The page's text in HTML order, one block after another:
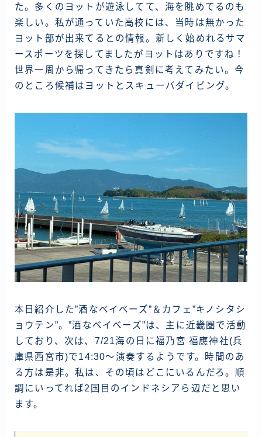
た。多くのヨットが遊泳してて、海を眺めてるのも
楽しい。私が通っていた高校には、当時は無かった
ヨット部が出来てるとの情報。新しく始めれるサマ
ースポーツを探してましたがヨットはありですね！
世界一周から帰ってきたら真剣に考えてみたい。今
のところ候補はヨットとスキューバダイビング。
本日紹介した”酒なベイベーズ”＆カフェ”キノシタシ
ョウテン”。”酒なベイベーズ”は、主に近畿圏で活動
しており、次は、7/21海の日に福乃宮 福應神社(兵
庫県西宮市)で14:30～演奏するようです。時間のあ
る方は是非。私は、その頃はどこにいるんだろ。順
調にいってれば2国目のインドネシアら辺だと思い
ます。